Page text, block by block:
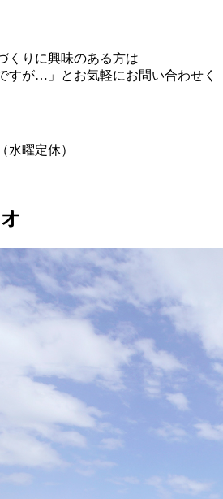
くりに興味のある⽅は
すが…」とお気軽にお問い合わせく
⽔曜定休）